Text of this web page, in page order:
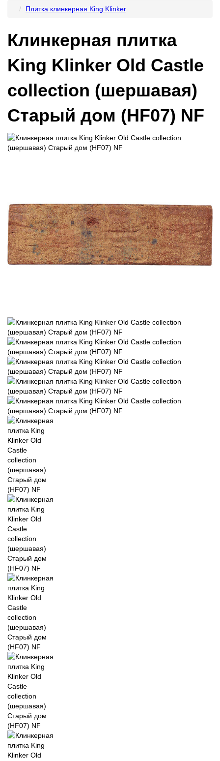
Плитка клинкерная King Klinker
Клинкерная плитка
King Klinker Old Castle
collection (шершавая)
Старый дом (HF07) NF